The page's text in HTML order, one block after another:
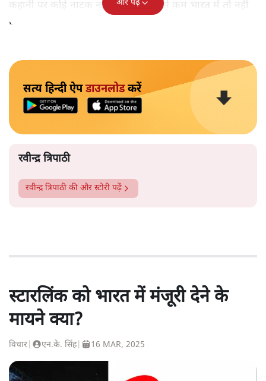
कहानी पर कोई नाटक नहीं हुआ है। कम से कम भारत में तो नहीं
हुआ है।
और पढ़ें
सत्य हिन्दी ऐपडाउनलोडकरें
रवीन्द्र त्रिपाठी
रवीन्द्र त्रिपाठी की और स्टोरी पढ़ें
स्टारलिंक को भारत में मंजूरी देने के
मायने क्या?
विचार एन.के. सिंह| 16 MAR, 2025